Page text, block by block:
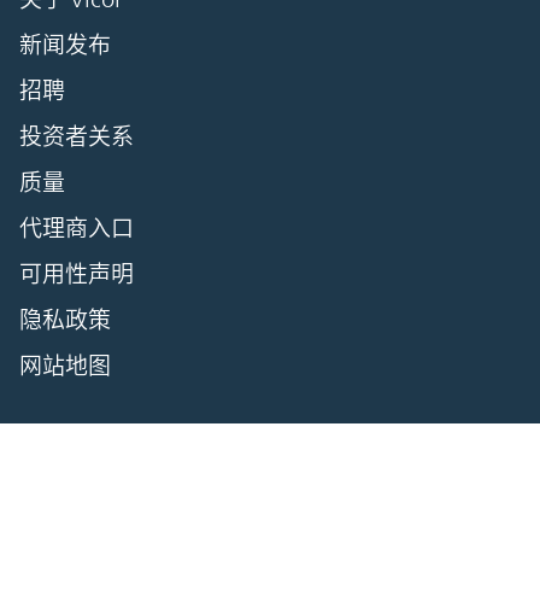
新闻发布
招聘
投资者关系
质量
代理商入口
可用性声明
隐私政策
网站地图